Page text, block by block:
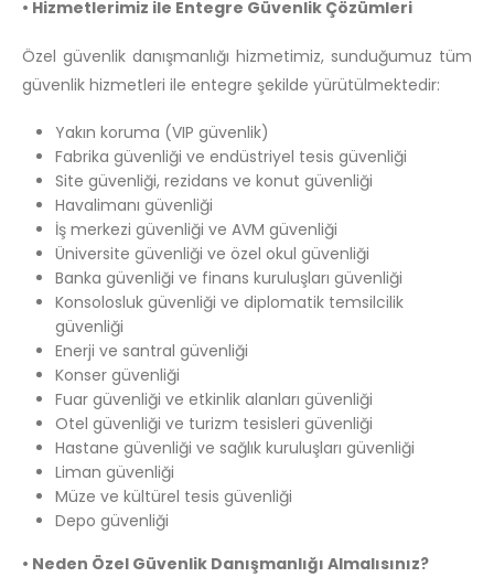
• Hizmetlerimiz ile Entegre Güvenlik Çözümleri
Özel güvenlik danışmanlığı hizmetimiz, sunduğumuz tüm
güvenlik hizmetleri ile entegre şekilde yürütülmektedir:
Yakın koruma (VIP güvenlik)
Fabrika güvenliği ve endüstriyel tesis güvenliği
Site güvenliği, rezidans ve konut güvenliği
Havalimanı güvenliği
İş merkezi güvenliği ve AVM güvenliği
Üniversite güvenliği ve özel okul güvenliği
Banka güvenliği ve finans kuruluşları güvenliği
Konsolosluk güvenliği ve diplomatik temsilcilik
güvenliği
Enerji ve santral güvenliği
Konser güvenliği
Fuar güvenliği ve etkinlik alanları güvenliği
Otel güvenliği ve turizm tesisleri güvenliği
Hastane güvenliği ve sağlık kuruluşları güvenliği
Liman güvenliği
Müze ve kültürel tesis güvenliği
Depo güvenliği
• Neden Özel Güvenlik Danışmanlığı Almalısınız?